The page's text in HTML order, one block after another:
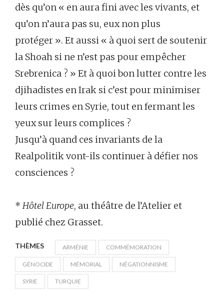
dès qu’on « en aura fini avec les vivants, et
qu’on n’aura pas su, eux non plus
protéger ». Et aussi « à quoi sert de soutenir
la Shoah si ne n’est pas pour empêcher
Srebrenica ? » Et à quoi bon lutter contre les
djihadistes en Irak si c’est pour minimiser
leurs crimes en Syrie, tout en fermant les
yeux sur leurs complices ?
Jusqu’à quand ces invariants de la
Realpolitik vont-ils continuer à défier nos
consciences ?
* Hôtel Europe, au théâtre de l’Atelier et
publié chez Grasset.
THÈMES ARMÉNIE COMMÉMORATION
GÉNOCIDE MÉMORIAL NÉGATIONNISME
SYRIE TURQUIE